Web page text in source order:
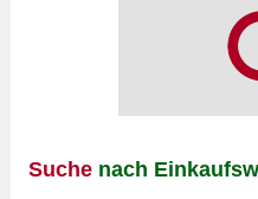
Suche nach